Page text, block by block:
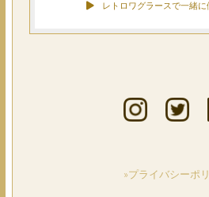
レトロワグラースで一緒
»プライバシーポ